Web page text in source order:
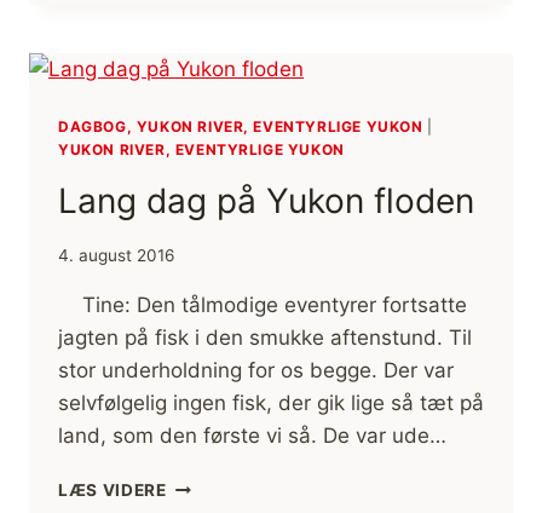
FLODEN
DAGBOG, YUKON RIVER, EVENTYRLIGE YUKON
YUKON RIVER, EVENTYRLIGE YUKON
Lang dag på Yukon floden
4. august 2016
Tine: Den tålmodige eventyrer fortsatte
jagten på fisk i den smukke aftenstund. Til
stor underholdning for os begge. Der var
selvfølgelig ingen fisk, der gik lige så tæt på
land, som den første vi så. De var ude…
LÆS VIDERELANG